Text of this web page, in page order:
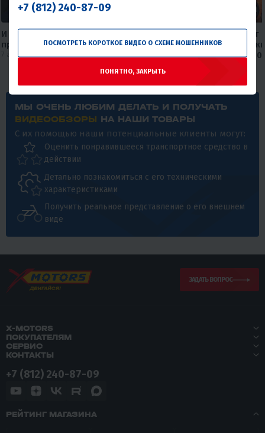
И Wi-fi подключил, и мотоцикл
приобрел😅
7 августа 2026
Круизер, который не бьет
карману🔥🔥 Обзор
мотоцикла FAIDET Rebel
30 июля 2026
МЫ ОЧЕНЬ ЛЮБИМ ДЕЛАТЬ И ПОЛУЧАТЬ
ВИДЕООБЗОРЫ НА НАШИ ТОВАРЫ
С их помощью наши потенциальные клиенты могут:
Оценить понравившееся транспортное средство в
действии
Детально познакомиться с его техническими
характеристиками
Получить реальное представление о его внешнем
виде
ЗАДАТЬ ВОПРОС
X-MOTORS
ПОКУПАТЕЛЯМ
СЕРВИС
КОНТАКТЫ
+7 (812) 240-87-09
РЕЙТИНГ МАГАЗИНА
+7 (812) 240-87-09
ПОСМОТРЕТЬ КОРОТКОЕ ВИДЕО О СХЕМЕ МОШЕННИКОВ
ПОНЯТНО, ЗАКРЫТЬ